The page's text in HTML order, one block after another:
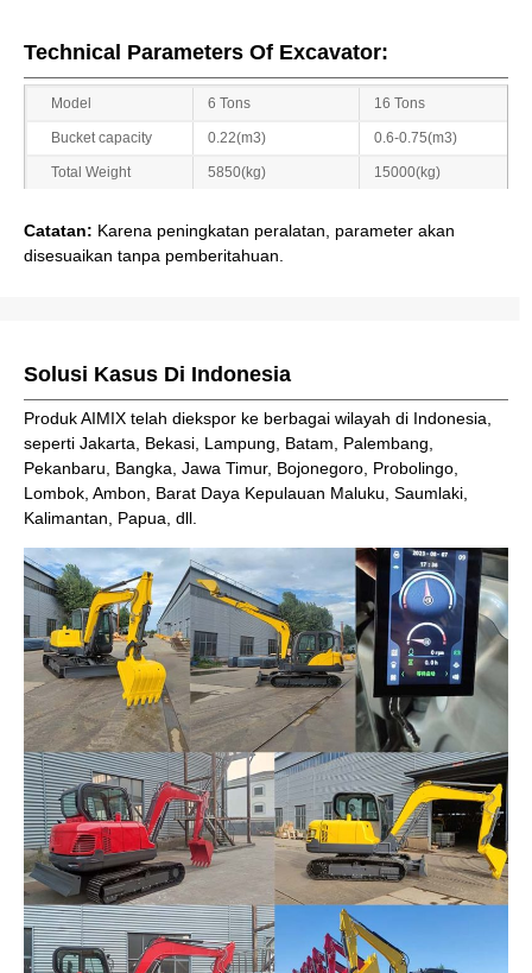
Technical Parameters Of Excavator:
Model 6 Tons 16 Tons
Bucket capacity 0.22(m3) 0.6-0.75(m3)
Total Weight 5850(kg) 15000(kg)
Catatan: Karena peningkatan peralatan, parameter akan
disesuaikan tanpa pemberitahuan.
Solusi Kasus Di Indonesia
Produk AIMIX telah diekspor ke berbagai wilayah di Indonesia,
seperti Jakarta, Bekasi, Lampung, Batam, Palembang,
Pekanbaru, Bangka, Jawa Timur, Bojonegoro, Probolingo,
Lombok, Ambon, Barat Daya Kepulauan Maluku, Saumlaki,
Kalimantan, Papua, dll.